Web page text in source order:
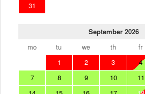
31
September 2026
mo
tu we th fr
1
2 3 4
7
8 9 10 11